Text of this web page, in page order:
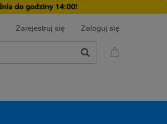
do godziny 14:00!
Zarejestruj się Zaloguj się